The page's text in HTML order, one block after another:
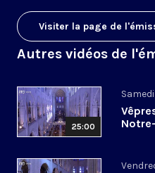
Visiter la page de
Autres vidéos de
25:00